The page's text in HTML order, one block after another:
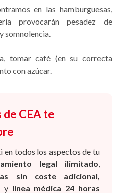
en las hamburguesas,
provocarán pesadez de
somnolencia.
tomar café (en su correcta
con azúcar.
CEA te
en todos los aspectos de tu
legal ilimitado,
sin coste adicional,
y línea médica 24 horas